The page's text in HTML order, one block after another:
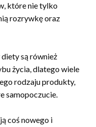
które nie tylko
rozrywkę oraz
są również
życia, dlatego wiele
rodzaju produkty,
samopoczucie.
coś nowego i